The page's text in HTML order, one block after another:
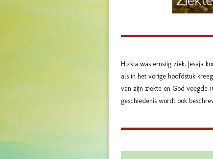
Hizkia was ernstig ziek. Jesaja
als in het vorige hoofdstuk
van zijn ziekte en God voegde
geschiedenis wordt ook